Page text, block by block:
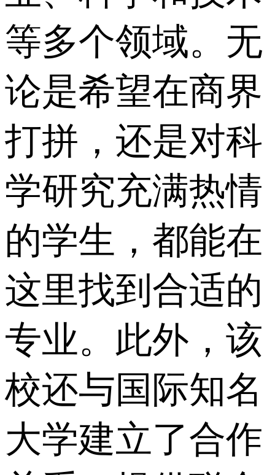
等多个领域。无
论是希望在商界
打拼，还是对科
学研究充满热情
的学生，都能在
这里找到合适的
专业。此外，该
校还与国际知名
大学建立了合作